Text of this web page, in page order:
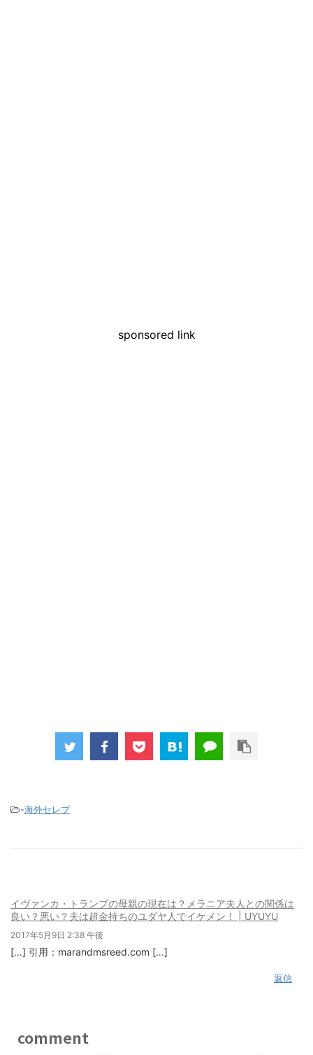
sponsored link
-海外セレブ
イヴァンカ・トランプの母親の現在は？メラニア夫人との関係は
良い？悪い？夫は超金持ちのユダヤ人でイケメン！ | UYUYU
2017年5月9日 2:38 午後
[…] 引用：marandmsreed.com […]
返信
comment